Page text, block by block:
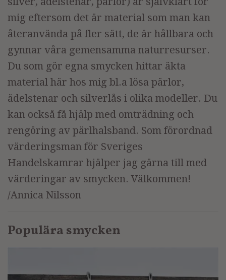
mig eftersom det är material som man kan
återanvända på fler sätt, de är hållbara och
gynnar våra gemensamma naturresurser.
Du som gör egna smycken hittar äkta
material här hos mig bl.a lösa pärlor,
ädelstenar och silverlås i olika modeller. Du
kan också få hjälp med omträdning och
rengöring av pärlhalsband. Som förordnad
värderingsman för Sveriges
Handelskamrar hjälper jag gärna till med
värderingar av smycken. Välkommen!
/Annica Nilsson
Populära smycken